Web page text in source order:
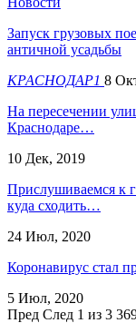
Запуск грузовых
античной усадьбы
КРАСНОДАР1 8
На пересечении
Краснодаре…
10 Дек, 2019
Прислушиваемся к
куда сходить…
24 Июл, 2020
Коронавирус стал
5 Июл, 2020
Пред След 1 из 3